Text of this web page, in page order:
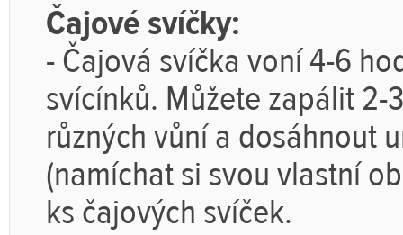
Čajové svíčky:
- Čajová svíčka voní 4-6
svícínků. Můžete zapálit
různých vůní a dosáhnout
(namíchat si svou vlastní
ks čajových svíček.